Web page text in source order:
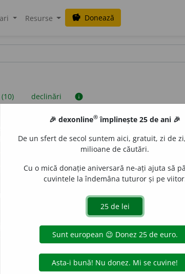
Resurse savings Donează
declinări info
sunt compilate de echipa dexonline. Definițiile
reordona filele pe pagina depreferințe.
surse
substantiv neutru
🎉 dexonline® împlinește 25 de ani 🎉
De un sfert de secol suntem aici, gratuit, zi de
milioane de căutări.
Cu o mică donație aniversară ne-ați ajuta să
cuvintele la îndemâna tuturor și pe